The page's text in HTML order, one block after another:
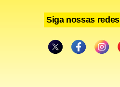
(30),
Siga nossas redes